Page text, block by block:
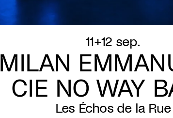
11+12 sep.
MILAN
CIE NO WAY
Les Échos de la Rue